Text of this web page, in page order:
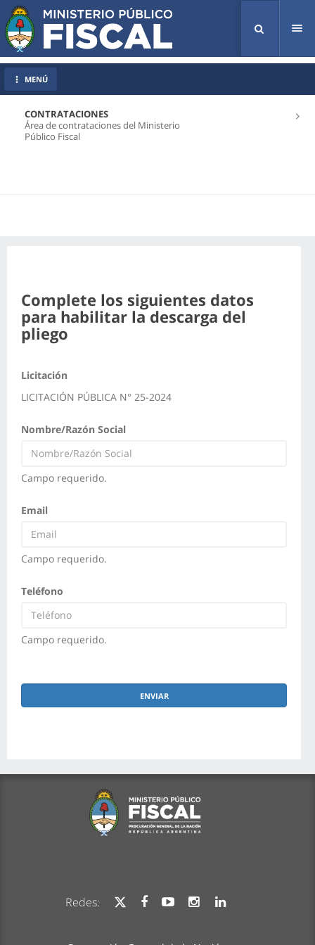
CONTRATACIONES
Área de contrataciones del Ministerio
Público Fiscal
MENÚ
Complete los siguientes datos
para habilitar la descarga del
pliego
Licitación
LICITACIÓN PÚBLICA N° 25-2024
Nombre/Razón Social
Campo requerido.
Email
Campo requerido.
Teléfono
Campo requerido.
Redes: